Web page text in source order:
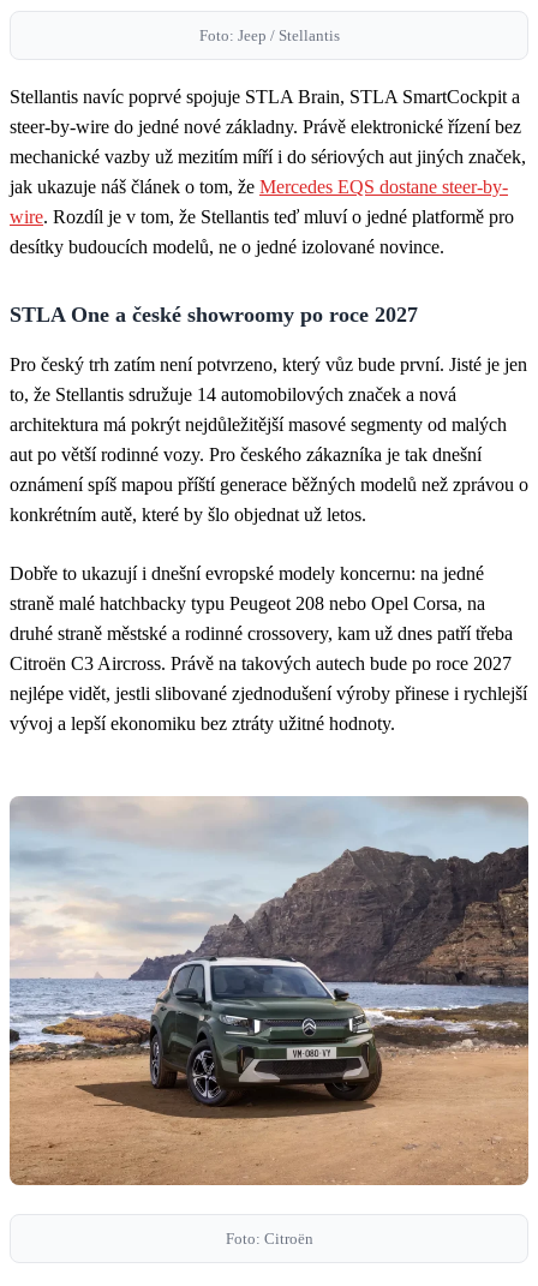
Foto: Jeep / Stellantis
Stellantis navíc poprvé spojuje STLA Brain, STLA SmartCockpit a
steer-by-wire do jedné nové základny. Právě elektronické řízení bez
mechanické vazby už mezitím míří i do sériových aut jiných značek,
jak ukazuje náš článek o tom, že Mercedes EQS dostane steer-by-
wire. Rozdíl je v tom, že Stellantis teď mluví o jedné platformě pro
desítky budoucích modelů, ne o jedné izolované novince.
STLA One a české showroomy po roce 2027
Pro český trh zatím není potvrzeno, který vůz bude první. Jisté je jen
to, že Stellantis sdružuje 14 automobilových značek a nová
architektura má pokrýt nejdůležitější masové segmenty od malých
aut po větší rodinné vozy. Pro českého zákazníka je tak dnešní
oznámení spíš mapou příští generace běžných modelů než zprávou o
konkrétním autě, které by šlo objednat už letos.
Dobře to ukazují i dnešní evropské modely koncernu: na jedné
straně malé hatchbacky typu Peugeot 208 nebo Opel Corsa, na
druhé straně městské a rodinné crossovery, kam už dnes patří třeba
Citroën C3 Aircross. Právě na takových autech bude po roce 2027
nejlépe vidět, jestli slibované zjednodušení výroby přinese i rychlejší
vývoj a lepší ekonomiku bez ztráty užitné hodnoty.
Foto: Citroën